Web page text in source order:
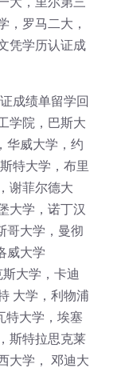
，罗马二大，
凭学历认证成
成绩单留学回
学院，巴斯大
华威大学，约
特大学，布里
谢菲尔德大
大学，诺丁汉
哥大学，曼彻
威大学
大学，卡迪
大学，利物浦
特大学，埃塞
斯特拉思克莱
大学， 邓迪大